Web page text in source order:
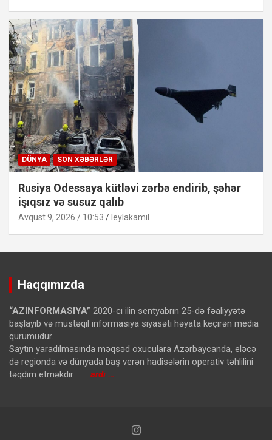
DÜNYA SON XƏBƏRLƏR
Rusiya Odessaya kütləvi zərbə endirib, şəhər
işıqsız və susuz qalıb
Avqust 9, 2026 / 10:53 leylakamil
Haqqımızda
“AZINFORMASIYA” 2020-cı ilin sentyabrın 25-də fəaliyyətə
başlayıb və müstəqil informasiya siyasəti həyata keçirən media
qurumudur.
Saytın yaradılmasında məqsəd oxuculara Azərbaycanda, eləcə
də regionda və dünyada baş verən hadisələrin operativ təhlilini
təqdim etməkdir ardı …